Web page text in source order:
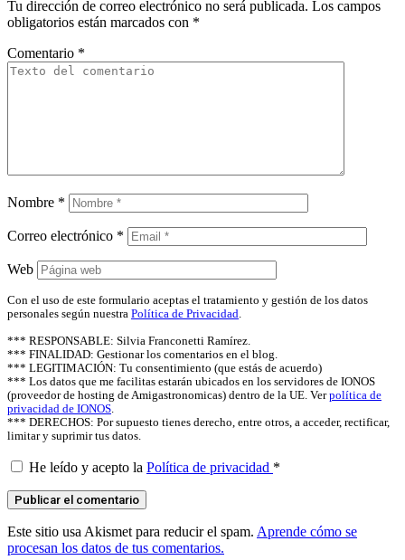
Tu dirección de correo electrónico no será publicada. Los campos
obligatorios están marcados con *
Comentario *
Nombre *
Correo electrónico *
Web
Con el uso de este formulario aceptas el tratamiento y gestión de los datos
personales según nuestra Política de Privacidad.
*** RESPONSABLE: Silvia Franconetti Ramírez.
*** FINALIDAD: Gestionar los comentarios en el blog.
*** LEGITIMACIÓN: Tu consentimiento (que estás de acuerdo)
*** Los datos que me facilitas estarán ubicados en los servidores de IONOS
(proveedor de hosting de Amigastronomicas) dentro de la UE. Verpolítica de
privacidad de IONOS.
*** DERECHOS: Por supuesto tienes derecho, entre otros, a acceder, rectificar,
limitar y suprimir tus datos.
He leído y acepto la Política de privacidad *
Este sitio usa Akismet para reducir el spam. Aprende cómo se
procesan los datos de tus comentarios.